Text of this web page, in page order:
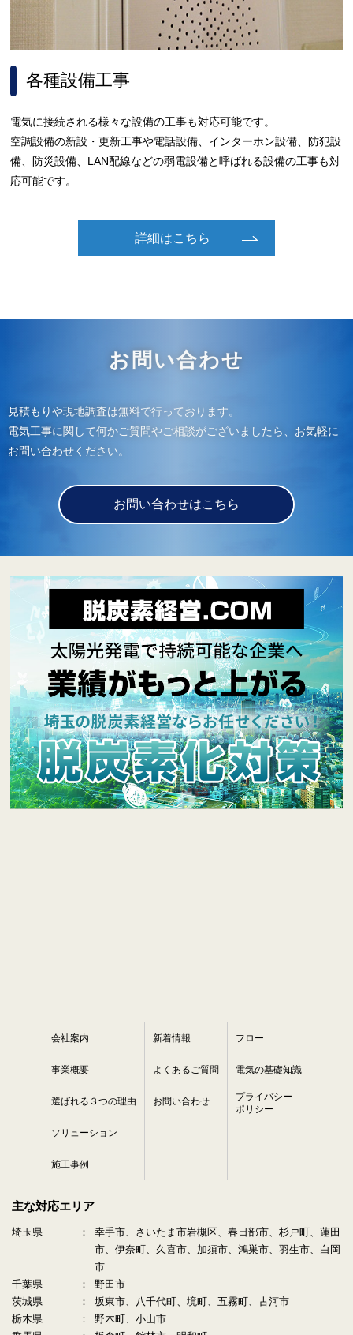
各種設備工事
電気に接続される様々な設備の工事も対応可能です。
空調設備の新設・更新工事や電話設備、インターホン設備、防犯設
備、防災設備、LAN配線などの弱電設備と呼ばれる設備の工事も対
応可能です。
詳細はこちら
お問い合わせ
見積もりや現地調査は無料で行っております。
電気工事に関して何かご質問やご相談がございましたら、お気軽に
お問い合わせください。
お問い合わせはこちら
会社案内
事業概要
選ばれる３つの理由
ソリューション
施工事例
新着情報
よくあるご質問
お問い合わせ
フロー
電気の基礎知識
プライバシー
ポリシー
主な対応エリア
埼玉県
幸手市、さいたま市岩槻区、春日部市、杉戸町、蓮田
市、伊奈町、久喜市、加須市、鴻巣市、羽生市、白岡
市
千葉県
野田市
茨城県
坂東市、八千代町、境町、五霧町、古河市
栃木県
野木町、小山市